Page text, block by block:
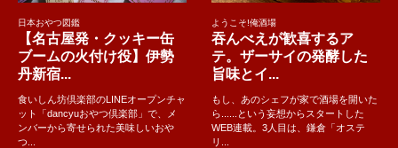
日本おやつ図鑑
【名古屋発・クッキー缶
ブームの火付け役】伊勢
丹新宿...
食いしん坊倶楽部のLINEオープンチャ
ット「dancyuおやつ倶楽部」で、メ
ンバーから寄せられた美味しいおや
つ...
ようこそ!俺酒場
吞んべえが歓喜するア
テ。ザーサイの発酵した
旨味とイ...
もし、あのシェフが家で酒場を開いた
ら......という妄想からスタートした
WEB連載。3人目は、鎌倉「オステ
リ...